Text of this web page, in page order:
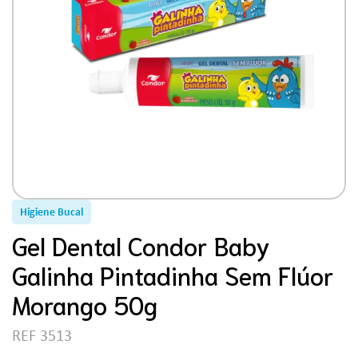
Higiene Bucal
Gel Dental Condor Baby
Galinha Pintadinha Sem Flúor
Morango 50g
REF 3513